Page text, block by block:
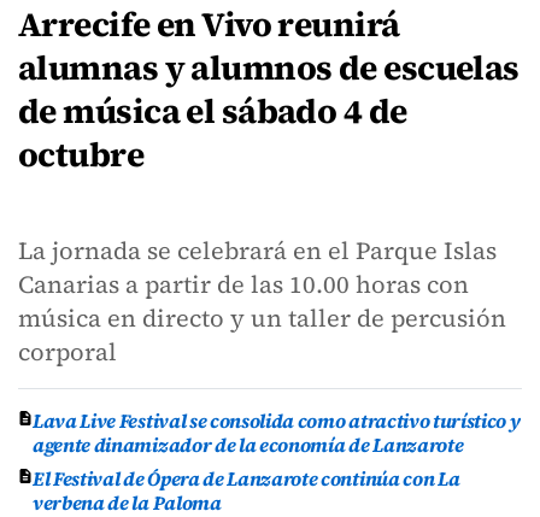
Arrecife en Vivo reunirá
alumnas y alumnos de escuelas
de música el sábado 4 de
octubre
La jornada se celebrará en el Parque Islas
Canarias a partir de las 10.00 horas con
música en directo y un taller de percusión
corporal
Lava Live Festival se consolida como atractivo turístico y
agente dinamizador de la economía de Lanzarote
El Festival de Ópera de Lanzarote continúa con La
verbena de la Paloma